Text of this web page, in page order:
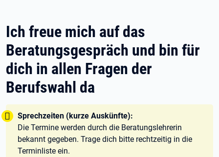
Ich freue mich auf das
Beratungsgespräch und bin für
dich in allen Fragen der
Berufswahl da
Tipp:
Sprechzeiten (kurze Auskünfte):
Die Termine werden durch die Beratungslehrerin
bekannt gegeben. Trage dich bitte rechtzeitig in die
Terminliste ein.